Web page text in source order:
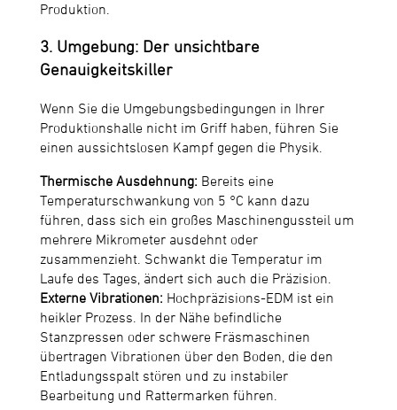
Produktion.
3. Umgebung: Der unsichtbare
Genauigkeitskiller
Wenn Sie die Umgebungsbedingungen in Ihrer
Produktionshalle nicht im Griff haben, führen Sie
einen aussichtslosen Kampf gegen die Physik.
Thermische Ausdehnung: Bereits eine
Temperaturschwankung von 5 °C kann dazu
führen, dass sich ein großes Maschinengussteil um
mehrere Mikrometer ausdehnt oder
zusammenzieht. Schwankt die Temperatur im
Laufe des Tages, ändert sich auch die Präzision.
Externe Vibrationen: Hochpräzisions-EDM ist ein
heikler Prozess. In der Nähe befindliche
Stanzpressen oder schwere Fräsmaschinen
übertragen Vibrationen über den Boden, die den
Entladungsspalt stören und zu instabiler
Bearbeitung und Rattermarken führen.